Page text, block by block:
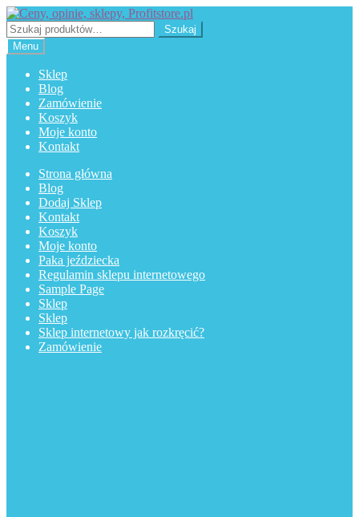
Przejdź
do
nawigacji
Przejdź
do
treści
Szukaj:
Szukaj
Menu
Sklep
Blog
Zamówienie
Koszyk
Moje konto
Kontakt
Strona główna
Blog
Dodaj Sklep
Kontakt
Koszyk
Moje konto
Paka jeździecka
Regulamin sklepu internetowego
Sample Page
Sklep
Sklep
Sklep internetowy jak rozkręcić?
Zamówienie